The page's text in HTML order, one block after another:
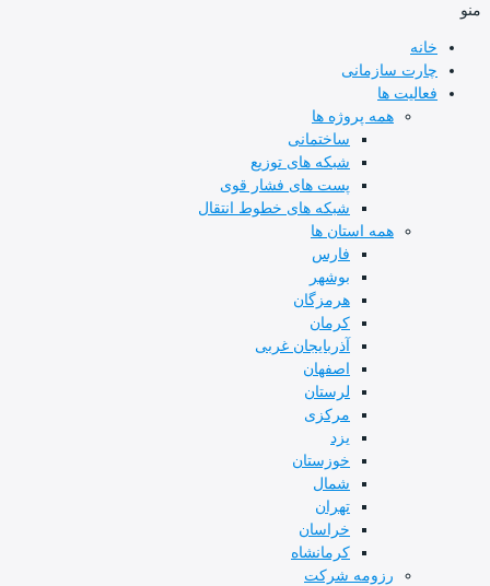
منو
خانه
چارت سازمانی
فعالیت ها
همه پروژه ها
ساختمانی
شبکه های توزیع
پست های فشار قوی
شبکه های خطوط انتقال
همه استان ها
فارس
بوشهر
هرمزگان
کرمان
آذربایجان غربی
اصفهان
لرستان
مرکزی
یزد
خوزستان
شمال
تهران
خراسان
کرمانشاه
رزومه شرکت